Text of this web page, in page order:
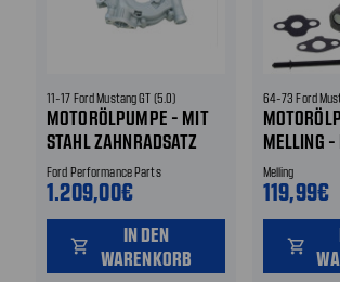
11-17 Ford Mustang GT (5.0)
MOTORÖLPUMPE - MIT
STAHL ZAHNRADSATZ
Ford Performance Parts
1.209,00€
shopping_cart
IN DEN
WARENKORB
64-73 Ford
MELLING -
Melling
119,99€
shopping_cart